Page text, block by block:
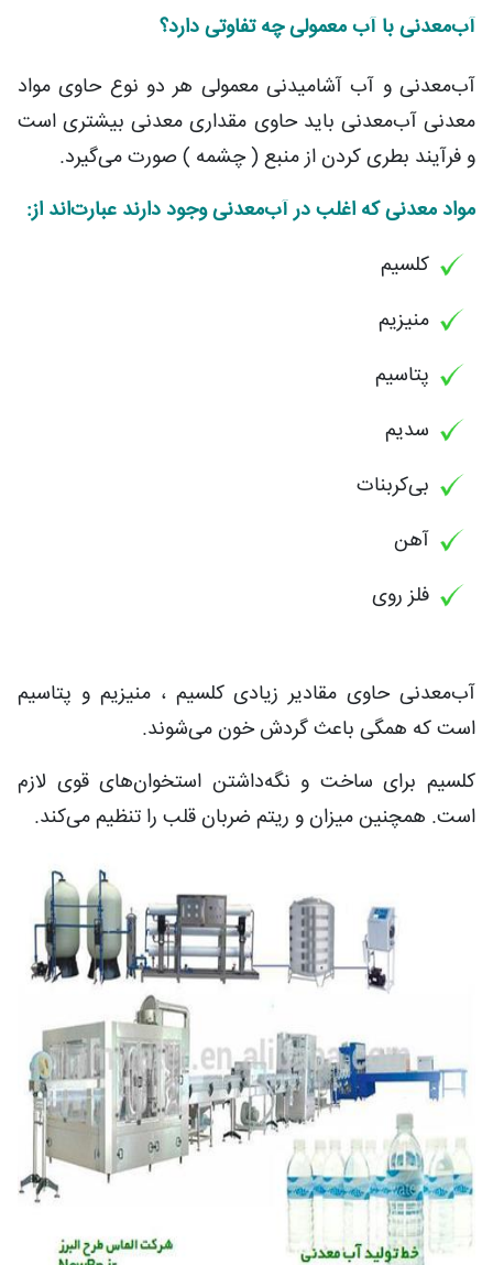
آب‌معدنی با آب معمولی چه تفاوتی دارد؟
آب‌معدنی و آب آشامیدنی معمولی هر دو نوع حاوی مواد
معدنی آب‌معدنی باید حاوی مقداری معدنی بیشتری است
و فرآیند بطری کردن از منبع ( چشمه ) صورت می‌گیرد.
مواد معدنی که اغلب در آب‌معدنی وجود دارند عبارت‌اند از:
کلسیم
منیزیم
پتاسیم
سدیم
بی‌کربنات
آهن
فلز روی
آب‌معدنی حاوی مقادیر زیادی کلسیم ، منیزیم و پتاسیم
است که همگی باعث گردش خون می‌شوند.
کلسیم برای ساخت و نگه‌داشتن استخوان‌های قوی لازم
است. همچنین میزان و ریتم ضربان قلب را تنظیم می‌کند.